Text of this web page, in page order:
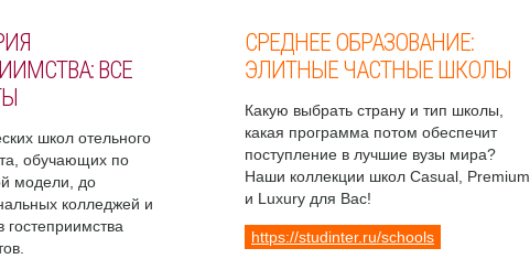
ВСЕ
школ отельного
обучающих по
модели, до
колледжей и
гостеприимства
СРЕДНЕЕ ОБРАЗОВАНИЕ:
ЭЛИТНЫЕ ЧАСТНЫЕ ШКОЛЫ
Какую выбрать страну и тип школы,
какая программа потом обеспечит
поступление в лучшие вузы мира?
Наши коллекции школ Casual, Premium
и Luxury для Вас!
https://studinter.ru/schools